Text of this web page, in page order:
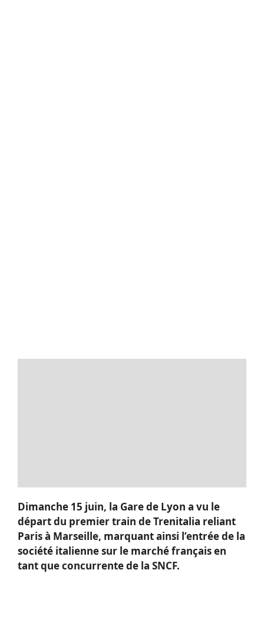
Dimanche 15 juin, la Gare de Lyon a vu le
départ du premier train de Trenitalia reliant
Paris à Marseille, marquant ainsi l’entrée de la
société italienne sur le marché français en
tant que concurrente de la SNCF.